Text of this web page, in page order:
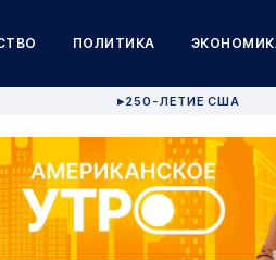
ПОЛИТИКА
▶250-ЛЕТИЕ США